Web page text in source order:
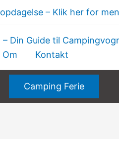
– Klik her for
Din Guide til
Om Kontakt
Camping Ferie